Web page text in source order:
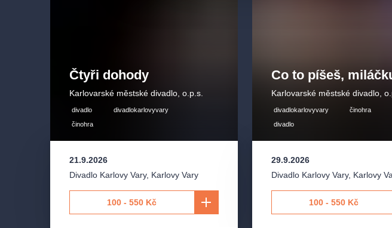
Čtyři dohody
Karlovarské městské divadlo, o.p.s.
divadlo
divadlokarlovyvary
činohra
21.9.2026
Divadlo Karlovy Vary, Karlovy Vary
100 - 550 Kč
Co to píšeš,
Karlovarské městské divadlo,
divadlokarlovyvary
činohra
divadlo
29.9.2026
Divadlo Karlovy Vary, Karlovy
100 - 550 Kč